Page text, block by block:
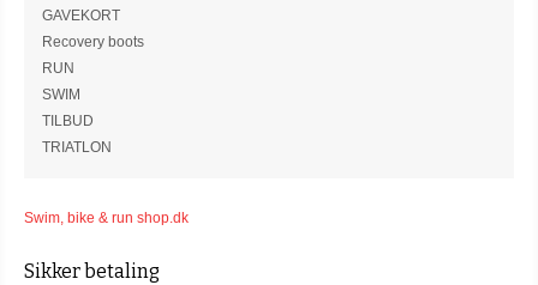
GAVEKORT
Recovery boots
RUN
SWIM
TILBUD
TRIATLON
Swim, bike & run shop.dk
Sikker betaling